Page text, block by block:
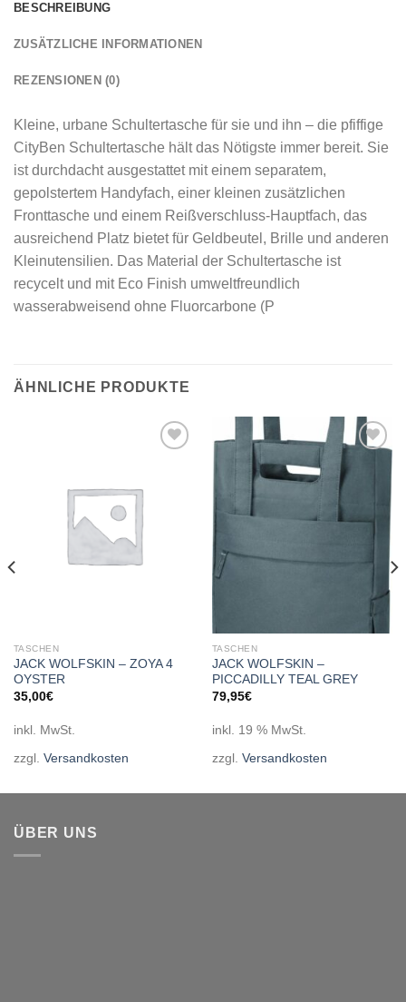
BESCHREIBUNG
ZUSÄTZLICHE INFORMATIONEN
REZENSIONEN (0)
Kleine, urbane Schultertasche für sie und ihn – die pfiffige
CityBen Schultertasche hält das Nötigste immer bereit. Sie
ist durchdacht ausgestattet mit einem separatem,
gepolstertem Handyfach, einer kleinen zusätzlichen
Fronttasche und einem Reißverschluss-Hauptfach, das
ausreichend Platz bietet für Geldbeutel, Brille und anderen
Kleinutensilien. Das Material der Schultertasche ist
recycelt und mit Eco Finish umweltfreundlich
wasserabweisend ohne Fluorcarbone (P
ÄHNLICHE PRODUKTE
TASCHEN
JACK WOLFSKIN – ZOYA 4
OYSTER
35,00€
inkl. MwSt.
zzgl. Versandkosten
wishlist
TASCHEN
JACK WOLFSKIN –
PICCADILLY TEAL GREY
79,95€
inkl. 19 % MwSt.
zzgl. Versandkosten
ÜBER UNS